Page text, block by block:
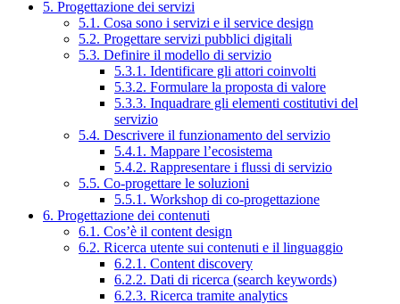
5. Progettazione dei servizi
5.1. Cosa sono i servizi e il service design
5.2. Progettare servizi pubblici digitali
5.3. Definire il modello di servizio
5.3.1. Identificare gli attori coinvolti
5.3.2. Formulare la proposta di valore
5.3.3. Inquadrare gli elementi costitutivi del
servizio
5.4. Descrivere il funzionamento del servizio
5.4.1. Mappare l’ecosistema
5.4.2. Rappresentare i flussi di servizio
5.5. Co-progettare le soluzioni
5.5.1. Workshop di co-progettazione
6. Progettazione dei contenuti
6.1. Cos’è il content design
6.2. Ricerca utente sui contenuti e il linguaggio
6.2.1. Content discovery
6.2.2. Dati di ricerca (search keywords)
6.2.3. Ricerca tramite analytics